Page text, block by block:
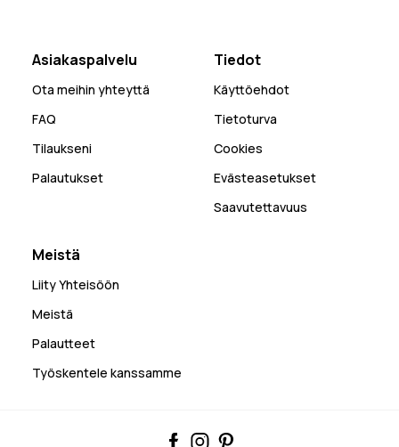
Asiakaspalvelu
Ota meihin yhteyttä
FAQ
Tilaukseni
Palautukset
Tiedot
Käyttöehdot
Tietoturva
Cookies
Evästeasetukset
Saavutettavuus
Meistä
Liity Yhteisöön
Meistä
Palautteet
Työskentele kanssamme